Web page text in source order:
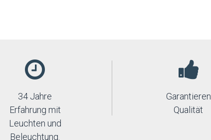
34 Jahre
Erfahrung mit
Leuchten und
Beleuchtung.
Garantieren
Qualität